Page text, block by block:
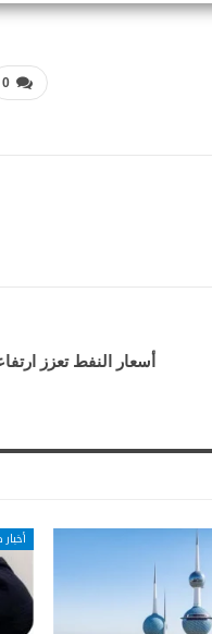
0
أسعار النفط تعزز